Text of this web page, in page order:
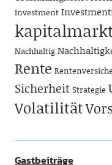
Investment
Nachhaltig
Rente
Sicherheit Strategie
Volatilität
Gastbeiträge